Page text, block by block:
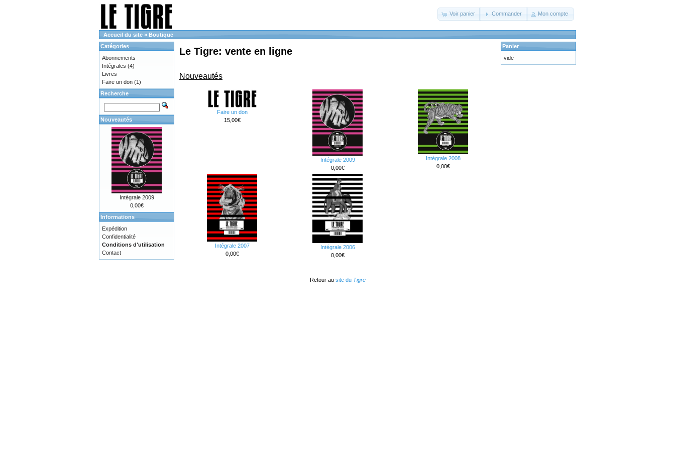
Voir panier Commander Mon compte
Accueil du site » Boutique
Le Tigre: vente en ligne
Nouveautés
Faire un don
15,00€
Intégrale 2009
0,00€
Intégrale 2008
0,00€
Intégrale 2007
0,00€
Intégrale 2006
0,00€
Catégories
Abonnements
Intégrales (4)
Livres
Faire un don (1)
Recherche
Nouveautés
Intégrale 2009
0,00€
Informations
Expédition
Confidentialité
Conditions d'utilisation
Contact
Panier
vide
Retour au site du Tigre